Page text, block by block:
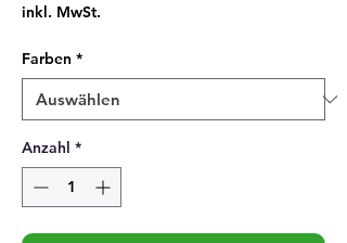
inkl. MwSt.
Farben *
Anzahl *